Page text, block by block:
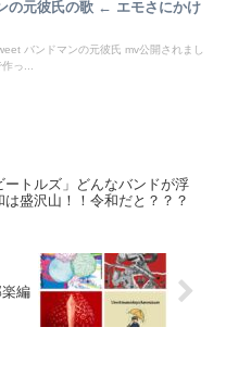
【画像】女子アナ２人が並んだ結果ｗｗｗｗｗｗｗｗｗｗｗｗｗｗｗｗｗｗｗｗｗｗｗｗｗｗｗｗｗｗ 【Pickup06072014】
の元彼氏の歌 ← エモさにかけ
バンドマンの元彼氏 mv公開されまし
っ...
ートルズ」どんなバンドが浮
は盛沢山！！令和だと？？？
編